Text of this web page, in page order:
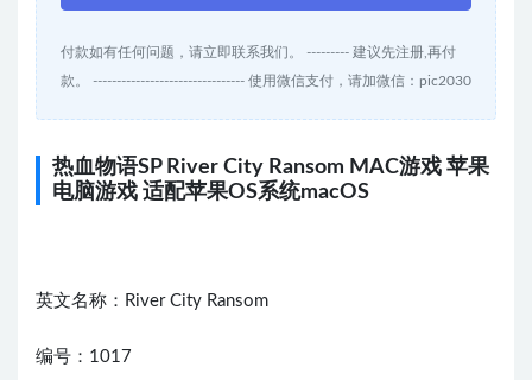
付款如有任何问题，请立即联系我们。 --------- 建议先注册,再付
款。 -------------------------------- 使用微信支付，请加微信：pic2030
热血物语SP River City Ransom MAC游戏 苹果
电脑游戏 适配苹果OS系统macOS
英文名称：River City Ransom
编号：1017